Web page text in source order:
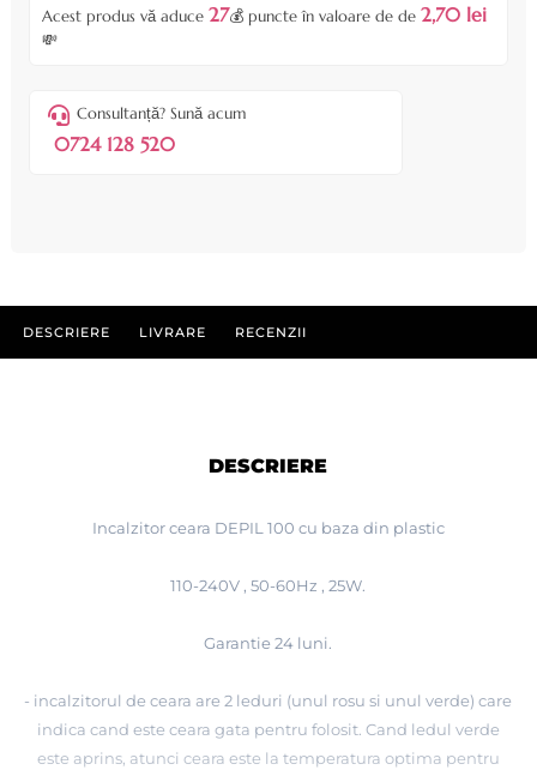
Acest produs vă aduce 27💰 puncte în valoare de de 2,70 lei
💸
Consultanță? Sună acum
0724 128 520
DESCRIERE LIVRARE RECENZII
DESCRIERE
Incalzitor ceara DEPIL 100 cu baza din plastic
110-240V , 50-60Hz , 25W.
Garantie 24 luni.
- incalzitorul de ceara are 2 leduri (unul rosu si unul verde) care
indica cand este ceara gata pentru folosit. Cand ledul verde
este aprins, atunci ceara este la temperatura optima pentru